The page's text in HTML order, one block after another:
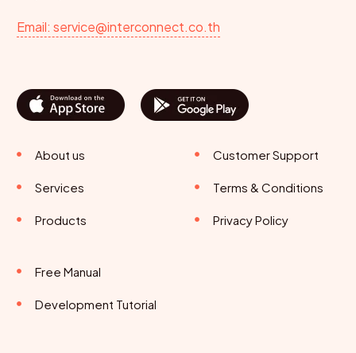
Email: service@interconnect.co.th
About us
Services
Products
Customer Support
Terms & Conditions
Privacy Policy
Free Manual
Development Tutorial